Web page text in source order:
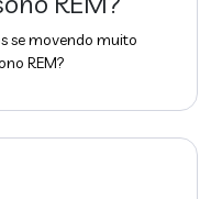
se movendo muito
REM?